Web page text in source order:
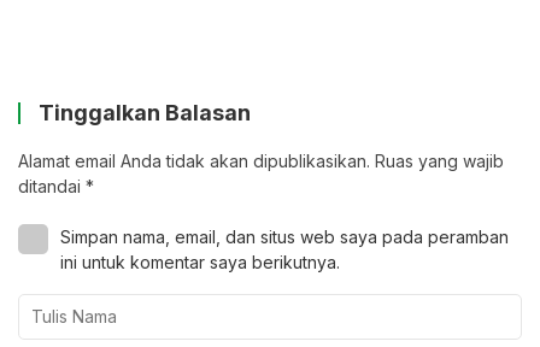
Tinggalkan Balasan
Alamat email Anda tidak akan dipublikasikan. Ruas yang wajib
ditandai *
Simpan nama, email, dan situs web saya pada peramban
ini untuk komentar saya berikutnya.